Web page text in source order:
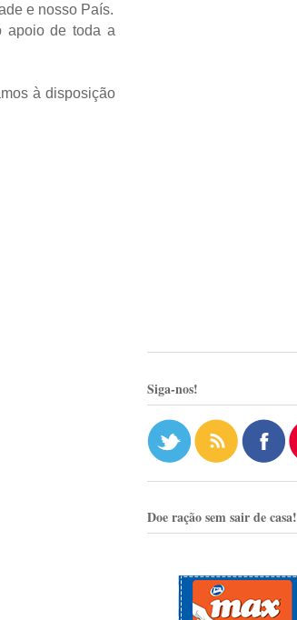
e nosso País.
apoio de toda a
à disposição
Siga-nos!
Doe ração sem sair de casa!